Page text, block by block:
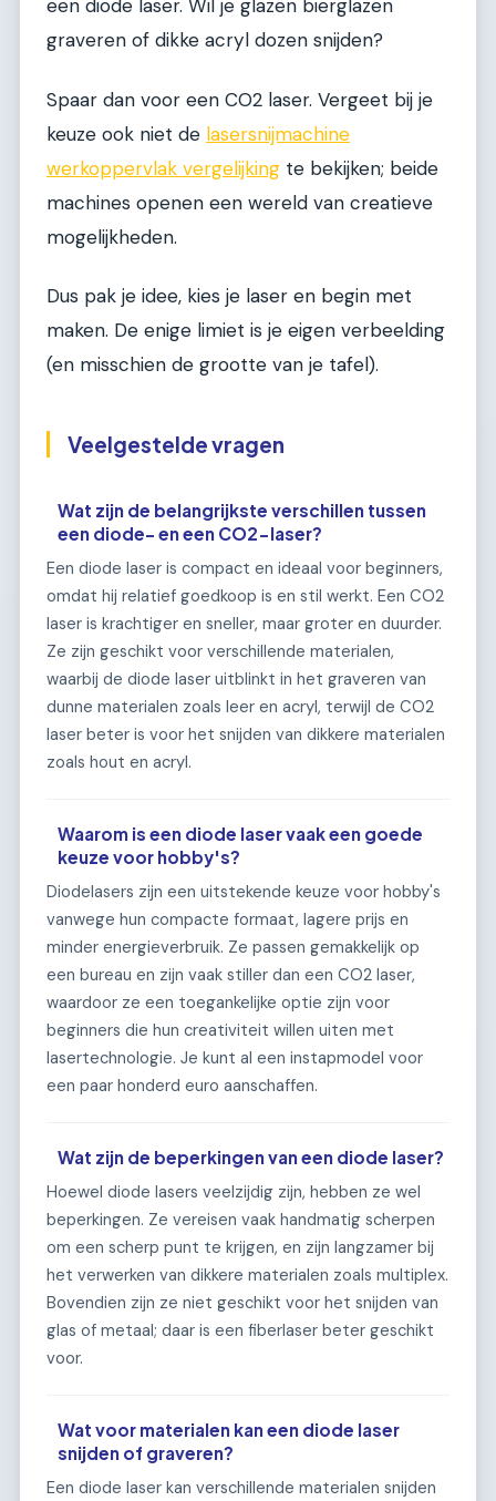
een diode laser. Wil je glazen bierglazen
graveren of dikke acryl dozen snijden?
Spaar dan voor een CO2 laser. Vergeet bij je
keuze ook niet de lasersnijmachine
werkoppervlak vergelijking te bekijken; beide
machines openen een wereld van creatieve
mogelijkheden.
Dus pak je idee, kies je laser en begin met
maken. De enige limiet is je eigen verbeelding
(en misschien de grootte van je tafel).
Veelgestelde vragen
Wat zijn de belangrijkste verschillen tussen
een diode- en een CO2-laser?
Een diode laser is compact en ideaal voor beginners,
omdat hij relatief goedkoop is en stil werkt. Een CO2
laser is krachtiger en sneller, maar groter en duurder.
Ze zijn geschikt voor verschillende materialen,
waarbij de diode laser uitblinkt in het graveren van
dunne materialen zoals leer en acryl, terwijl de CO2
laser beter is voor het snijden van dikkere materialen
zoals hout en acryl.
Waarom is een diode laser vaak een goede
keuze voor hobby's?
Diodelasers zijn een uitstekende keuze voor hobby's
vanwege hun compacte formaat, lagere prijs en
minder energieverbruik. Ze passen gemakkelijk op
een bureau en zijn vaak stiller dan een CO2 laser,
waardoor ze een toegankelijke optie zijn voor
beginners die hun creativiteit willen uiten met
lasertechnologie. Je kunt al een instapmodel voor
een paar honderd euro aanschaffen.
Wat zijn de beperkingen van een diode laser?
Hoewel diode lasers veelzijdig zijn, hebben ze wel
beperkingen. Ze vereisen vaak handmatig scherpen
om een scherp punt te krijgen, en zijn langzamer bij
het verwerken van dikkere materialen zoals multiplex.
Bovendien zijn ze niet geschikt voor het snijden van
glas of metaal; daar is een fiberlaser beter geschikt
voor.
Wat voor materialen kan een diode laser
snijden of graveren?
Een diode laser kan verschillende materialen snijden